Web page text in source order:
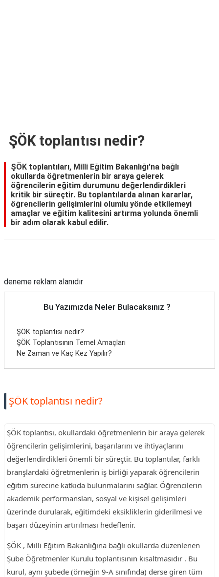
ŞÖK toplantısı nedir?
ŞÖK toplantıları, Milli Eğitim Bakanlığı'na bağlı
okullarda öğretmenlerin bir araya gelerek
öğrencilerin eğitim durumunu değerlendirdikleri
kritik bir süreçtir. Bu toplantılarda alınan kararlar,
öğrencilerin gelişimlerini olumlu yönde etkilemeyi
amaçlar ve eğitim kalitesini artırma yolunda önemli
bir adım olarak kabul edilir.
deneme reklam alanıdır
Bu Yazımızda Neler Bulacaksınız ?
ŞÖK toplantısı nedir?
ŞÖK Toplantısının Temel Amaçları
Ne Zaman ve Kaç Kez Yapılır?
ŞÖK toplantısı nedir?
ŞÖK toplantısı, okullardaki öğretmenlerin bir araya gelerek
öğrencilerin gelişimlerini, başarılarını ve ihtiyaçlarını
değerlendirdikleri önemli bir süreçtir. Bu toplantılar, farklı
branşlardaki öğretmenlerin iş birliği yaparak öğrencilerin
eğitim sürecine katkıda bulunmalarını sağlar. Öğrencilerin
akademik performansları, sosyal ve kişisel gelişimleri
üzerinde durularak, eğitimdeki eksikliklerin giderilmesi ve
başarı düzeyinin artırılması hedeflenir.
ŞÖK , Milli Eğitim Bakanlığına bağlı okullarda düzenlenen
Şube Öğretmenler Kurulu toplantısının kısaltmasıdır . Bu
kurul, aynı şubede (örneğin 9-A sınıfında) derse giren tüm